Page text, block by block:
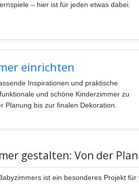
– hier ist für jeden etwas dabei.
einrichten
Inspirationen und praktische
und schöne Kinderzimmer zu
Planung bis zur finalen Dekoration.
gestalten: Von der
ist ein besonderes Projekt